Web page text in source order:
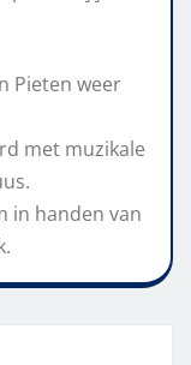
Pieten weer
met muzikale
in handen van